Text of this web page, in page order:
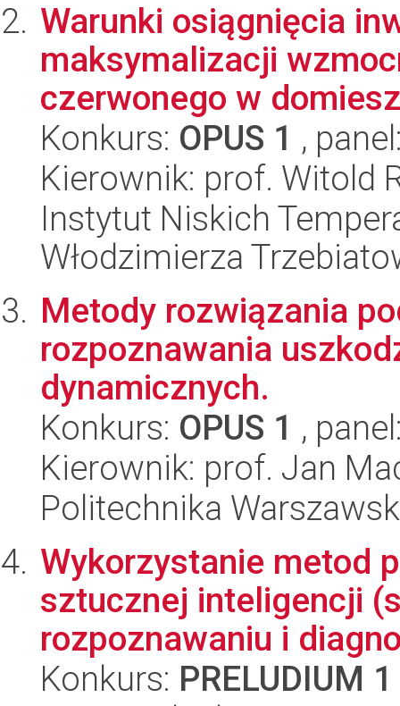
Warunki osiągnięcia
maksymalizacji
czerwonego w
Konkurs: OPUS 1 ,
Kierownik: prof. Witold
Instytut Niskich
Włodzimierza
Metody rozwiązania
rozpoznawania
dynamicznych.
Konkurs: OPUS 1 ,
Kierownik: prof. Jan
Politechnika
Wykorzystanie metod
sztucznej inteligencji
rozpoznawaniu i
Konkurs: PRELUDIUM 1